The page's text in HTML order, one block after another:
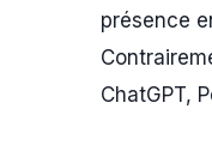
présence
ChatGPT,